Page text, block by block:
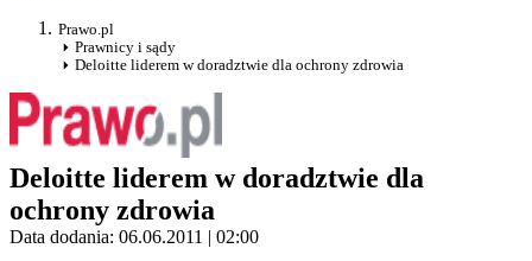
Prawo.pl
Prawnicy i sądy
Deloitte liderem w doradztwie dla ochrony zdrowia
Deloitte liderem w doradztwie dla
ochrony zdrowia
Data dodania: 06.06.2011 | 02:00